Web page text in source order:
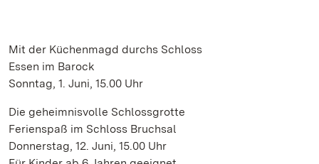
Mit der Küchenmagd durchs Schloss
Essen im Barock
Sonntag, 1. Juni, 15.00 Uhr
Die geheimnisvolle Schlossgrotte
Ferienspaß im Schloss Bruchsal
Donnerstag, 12. Juni, 15.00 Uhr